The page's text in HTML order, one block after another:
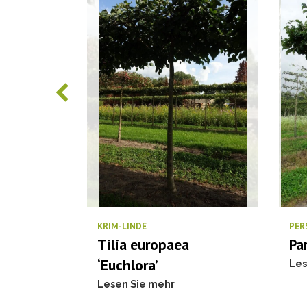
KRIM-LINDE
Tilia europaea
‘Euchlora’
Lesen Sie mehr